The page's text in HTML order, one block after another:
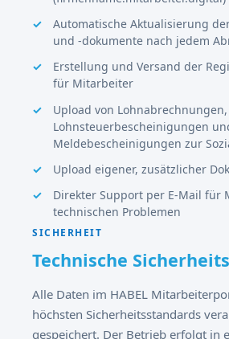
Automatische Aktualisierung
und -dokumente nach jedem
Erstellung und Versand der
für Mitarbeiter
Upload von Lohnabrechnungen,
Lohnsteuerbescheinigungen
Meldebescheinigungen zur
Upload eigener, zusätzlicher
Direkter Support per E-Mail für
technischen Problemen
SICHERHEIT
Technische
Alle Daten im HABEL
höchsten Sicherheitsstandards
gespeichert. Der Betrieb erfolgt in